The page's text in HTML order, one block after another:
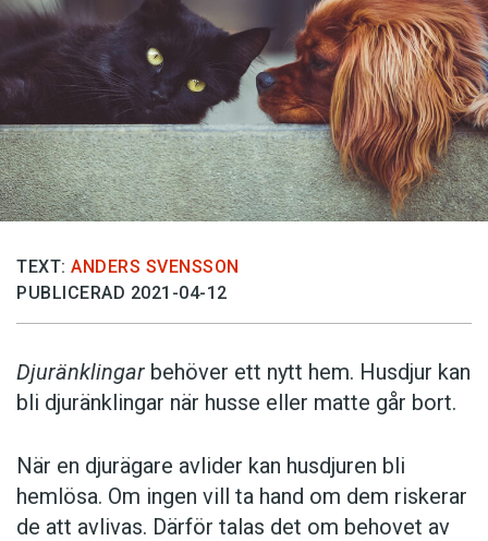
TEXT: ANDERS SVENSSON
PUBLICERAD 2021-04-12
Djuränklingar behöver ett nytt hem. Husdjur kan
bli djuränklingar när husse eller matte går bort.
När en djurägare avlider kan husdjuren bli
hemlösa. Om ingen vill ta hand om dem riskerar
de att avlivas. Därför talas det om behovet av